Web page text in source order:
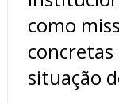
como
concretas
situação